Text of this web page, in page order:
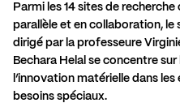
Parmi les 14 sites de recherche
parallèle et en collaboration, le
dirigé par la professeure
Bechara Helal se concentre sur
l’innovation matérielle dans
besoins spéciaux.